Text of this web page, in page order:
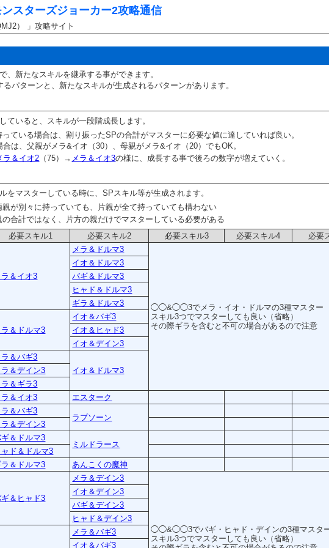
ンスターズジョーカー2攻略通信
） 」攻略サイト
、新たなスキルを継承する事ができます。
パターンと、新たなスキルが生成されるパターンがあります。
ていると、スキルが一段階成長します。
ている場合は、割り振ったSPの合計がマスターに必要な値に達していれば良い。
は、父親がメラ&イオ（30）、母親がメラ&イオ（20）でもOK。
ラ＆イオ2 （75）→ メラ＆イオ3の様に、成長する事で後ろの数字が増えていく。
をマスターしている時に、SPスキル等が生成されます。
が別々に持っていても、片親が全て持っていても構わない
合計ではなく、片方の親だけでマスターしている必要がある
必要スキル1 必要スキル2 必要スキル3 必要スキル4 必要
ラ＆イオ3
メラ＆ドルマ3
◯◯&◯◯3でメラ・イオ・ドルマの3種マスター
スキル3つでマスターしても良い（省略）
その際ギラを含むと不可の場合があるので注意
イオ＆ドルマ3
バギ＆ドルマ3
ヒャド＆ドルマ3
ギラ＆ドルマ3
ラ＆ドルマ3
イオ＆バギ3
イオ＆ヒャド3
イオ＆デイン3
イオ＆ドルマ3
ラ＆バギ3
ラ＆デイン3
ラ＆ギラ3
ラ＆イオ3
エスターク
ラ＆バギ3
ラプソーン
ラ＆デイン3
ギ＆ドルマ3
ミルドラース
ャド＆ドルマ3
ラ＆ドルマ3
あんこくの魔神
ギ＆ヒャド3
メラ＆デイン3
◯◯&◯◯3でバギ・ヒャド・デインの3種マスタ
スキル3つでマスターしても良い（省略）
イオ＆デイン3
バギ＆デイン3
ヒャド＆デイン3
メラ＆バギ3
イオ＆バギ3